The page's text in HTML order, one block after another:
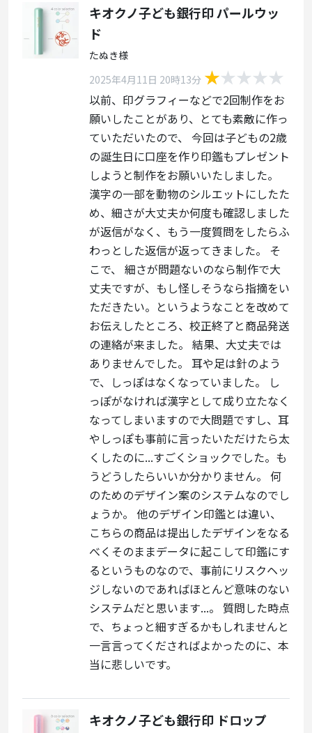
キオクノ子ども銀行印 パールウッ
ド
たぬき様
2025年4月11日 20時13分
以前、印グラフィーなどで2回制作をお
願いしたことがあり、とても素敵に作っ
ていただいたので、 今回は子どもの2歳
の誕生日に口座を作り印鑑もプレゼント
しようと制作をお願いいたしました。
漢字の一部を動物のシルエットにしたた
め、細さが大丈夫か何度も確認しました
が返信がなく、もう一度質問をしたらふ
わっとした返信が返ってきました。 そ
こで、 細さが問題ないのなら制作で大
丈夫ですが、もし怪しそうなら指摘をい
ただきたい。というようなことを改めて
お伝えしたところ、校正終了と商品発送
の連絡が来ました。 結果、大丈夫では
ありませんでした。 耳や足は針のよう
で、しっぽはなくなっていました。 し
っぽがなければ漢字として成り立たなく
なってしまいますので大問題ですし、耳
やしっぽも事前に言ったいただけたら太
くしたのに...すごくショックでした。も
うどうしたらいいか分かりません。 何
のためのデザイン案のシステムなのでし
ょうか。 他のデザイン印鑑とは違い、
こちらの商品は提出したデザインをなる
べくそのままデータに起こして印鑑にす
るというものなので、事前にリスクヘッ
ジしないのであればほとんど意味のない
システムだと思います...。 質問した時点
で、ちょっと細すぎるかもしれませんと
一言言ってくださればよかったのに、本
当に悲しいです。
キオクノ子ども銀行印 ドロップ